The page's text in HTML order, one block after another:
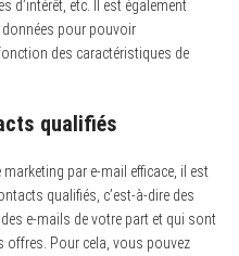
d’intérêt, etc. Il est également
pour pouvoir
des caractéristiques de
qualifiés
par e-mail efficace, il est
qualifiés, c’est-à-dire des
e-mails de votre part et qui sont
offres. Pour cela, vous pouvez